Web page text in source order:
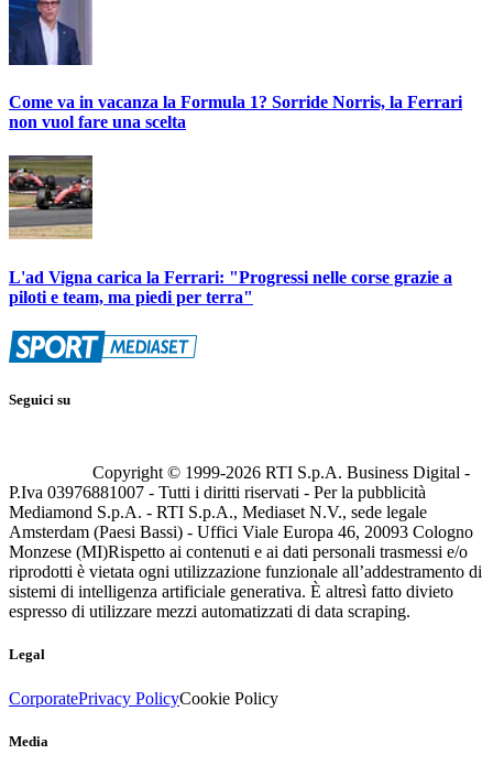
Come va in vacanza la Formula 1? Sorride Norris, la Ferrari
non vuol fare una scelta
L'ad Vigna carica la Ferrari: "Progressi nelle corse grazie a
piloti e team, ma piedi per terra"
Seguici su
Copyright © 1999-2026 RTI S.p.A. Business Digital -
P.Iva 03976881007 - Tutti i diritti riservati - Per la pubblicità
Mediamond S.p.A. - RTI S.p.A., Mediaset N.V., sede legale
Amsterdam (Paesi Bassi) - Uffici Viale Europa 46, 20093 Cologno
Monzese (MI)Rispetto ai contenuti e ai dati personali trasmessi e/o
riprodotti è vietata ogni utilizzazione funzionale all’addestramento di
sistemi di intelligenza artificiale generativa. È altresì fatto divieto
espresso di utilizzare mezzi automatizzati di data scraping.
Legal
CorporatePrivacy PolicyCookie Policy
Media